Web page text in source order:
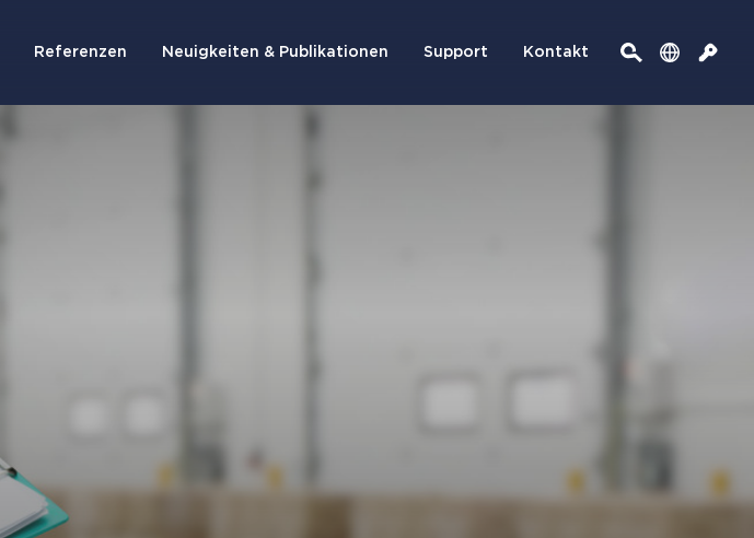
Referenzen Neuigkeiten & Publikationen Support Kontakt